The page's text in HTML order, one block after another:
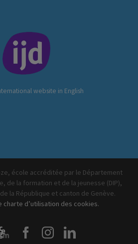
website in English
école accréditée par le Département
de la formation et de la jeunesse (DIP),
la République et canton de Genève.
charte d’utilisation des cookies.
Facebook
Instagram
LinkedIn